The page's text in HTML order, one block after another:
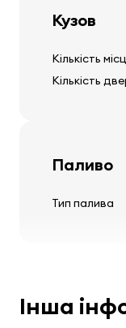
Фари
регулювання
Кермо
Кузов
Кількість
Кількість
Паливо
Тип палива
Двигун
Інша